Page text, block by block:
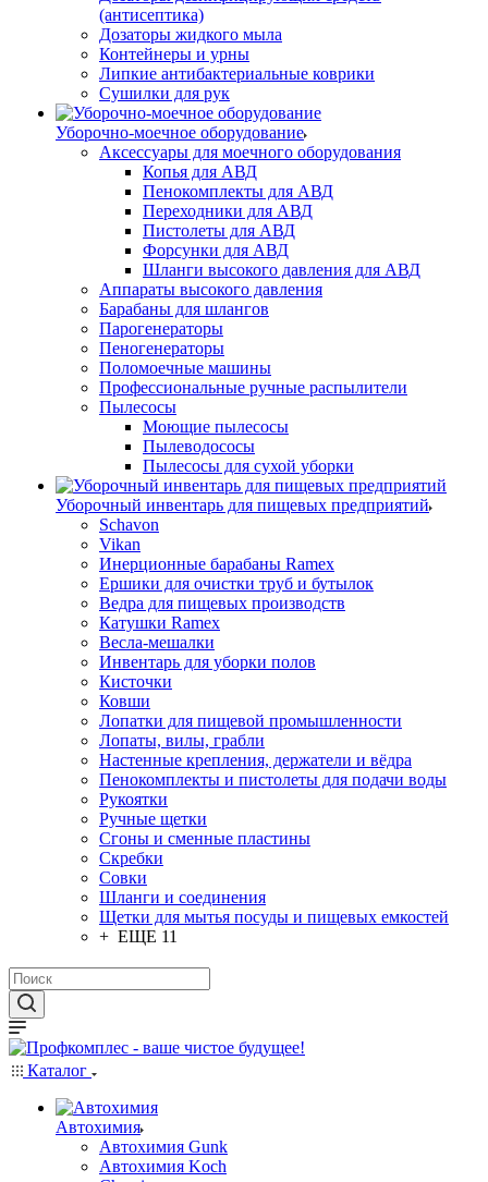
(антисептика)
Дозаторы жидкого мыла
Контейнеры и урны
Липкие антибактериальные коврики
Сушилки для рук
Уборочно-моечное оборудование
Аксессуары для моечного оборудования
Копья для АВД
Пенокомплекты для АВД
Переходники для АВД
Пистолеты для АВД
Форсунки для АВД
Шланги высокого давления для АВД
Аппараты высокого давления
Барабаны для шлангов
Парогенераторы
Пеногенераторы
Поломоечные машины
Профессиональные ручные распылители
Пылесосы
Моющие пылесосы
Пылеводососы
Пылесосы для сухой уборки
Уборочный инвентарь для пищевых предприятий
Schavon
Vikan
Инерционные барабаны Ramex
Ершики для очистки труб и бутылок
Ведра для пищевых производств
Катушки Ramex
Весла-мешалки
Инвентарь для уборки полов
Кисточки
Ковши
Лопатки для пищевой промышленности
Лопаты, вилы, грабли
Настенные крепления, держатели и вёдра
Пенокомплекты и пистолеты для подачи воды
Рукоятки
Ручные щетки
Сгоны и сменные пластины
Скребки
Совки
Шланги и соединения
Щетки для мытья посуды и пищевых емкостей
+ ЕЩЕ 11
Каталог
Автохимия
Автохимия Gunk
Автохимия Koch